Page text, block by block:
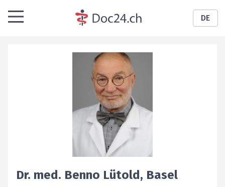
DE
Dr. med. Benno Lütold, Basel